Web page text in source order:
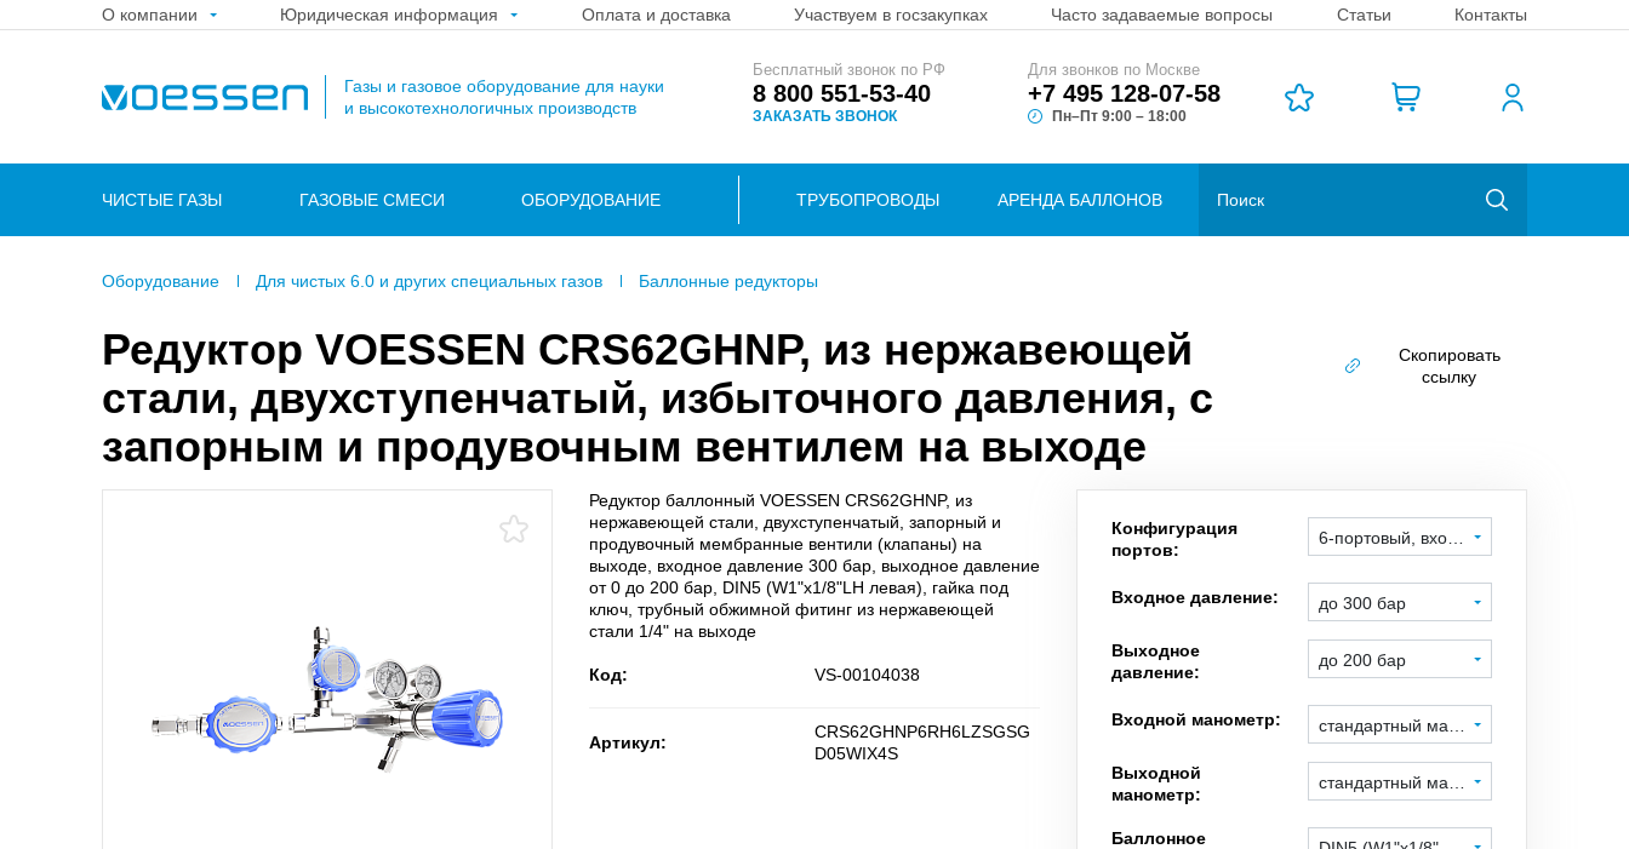
О компании Юридическая информация Оплата и доставка Участвуем в госзакупках Часто задаваемые вопросы Статьи Контакты
Газы и газовое оборудование для науки
и высокотехнологичных производств
Бесплатный звонок по РФ
8 800 551-53-40
ЗАКАЗАТЬ ЗВОНОК
Для звонков по Москве
+7 495 128-07-58
Пн–Пт 9:00 – 18:00
ЧИСТЫЕ ГАЗЫ ГАЗОВЫЕ СМЕСИ ОБОРУДОВАНИЕ ТРУБОПРОВОДЫ АРЕНДА БАЛЛОНОВ
Оборудование Для чистых 6.0 и других специальных газов Баллонные редукторы
Редуктор VOESSEN CRS62GHNP, из нержавеющей
стали, двухступенчатый, избыточного давления, с
запорным и продувочным вентилем на выходе
Скопировать
ссылку
Редуктор баллонный VOESSEN CRS62GHNP, из
нержавеющей стали, двухступенчатый, запорный и
продувочный мембранные вентили (клапаны) на
выходе, входное давление 300 бар, выходное давление
от 0 до 200 бар, DIN5 (W1"x1/8"LH левая), гайка под
ключ, трубный обжимной фитинг из нержавеющей
стали 1/4" на выходе
Код: VS-00104038
Артикул:
CRS62GHNP6RH6LZSGSG
D05WIX4S
Конфигурация
портов:
Входное давление: до 300 бар
Выходное
давление:
до 200 бар
Входной манометр:
Выходной
манометр:
Баллонное